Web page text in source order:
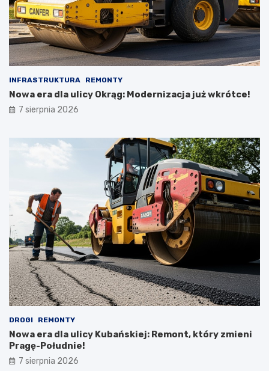
INFRASTRUKTURA REMONTY
Nowa era dla ulicy Okrąg: Modernizacja już wkrótce!
7 sierpnia 2026
DROGI REMONTY
Nowa era dla ulicy Kubańskiej: Remont, który zmieni
Pragę-Południe!
7 sierpnia 2026